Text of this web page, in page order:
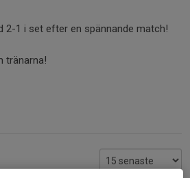
2-1 i set efter en spännande match!
tränarna!